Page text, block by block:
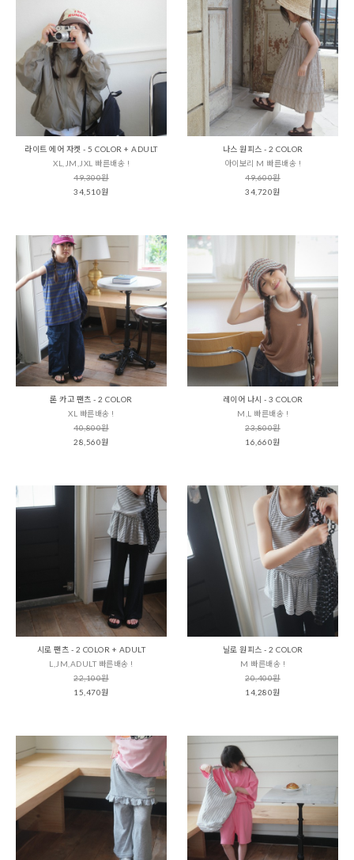
라이트 에어 자켓 - 5 COLOR + ADULT
XL,JM,JXL 빠른배송 !
49,300원
34,510원
나스 원피스 - 2 COLOR
아이보리 M 빠른배송 !
49,600원
34,720원
론 카고 팬츠 - 2 COLOR
XL 빠른배송 !
40,800원
28,560원
레이어 나시 - 3 COLOR
M,L 빠른배송 !
23,800원
16,660원
시로 팬츠 - 2 COLOR + ADULT
L,JM,ADULT 빠른배송 !
22,100원
15,470원
닐로 원피스 - 2 COLOR
M 빠른배송 !
20,400원
14,280원